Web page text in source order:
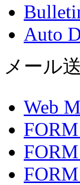
Auto
メール
Web